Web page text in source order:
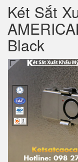
Két Sắt
Black